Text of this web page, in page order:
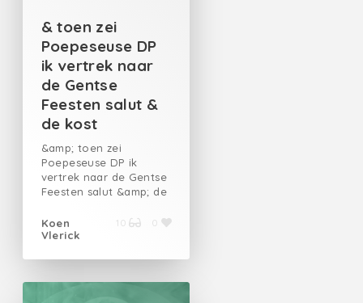
& toen zei
Poepeseuse DP
ik vertrek naar
de Gentse
Feesten salut &
de kost
&amp; toen zei
Poepeseuse DP ik
vertrek naar de Gentse
Feesten salut &amp; de
Koen
Vlerick
10 0